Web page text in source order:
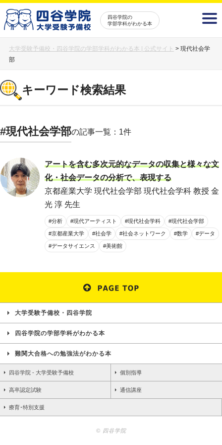
四谷学院の
学部学科がわかる本
大学受験予備校・四谷学院の学部学科がわかる本 | 公式サイト > 現代社会学
部
キーワード検索結果
#現代社会学部の記事一覧：1件
アートを含む多次元的なデータの収集と様々な文
化・社会データの分析で、表現する
京都産業大学 現代社会学部 現代社会学科 教授 金
光 淳 先生
#分析 #現代アーティスト #現代社会学科 #現代社会学部
#京都産業大学 #社会学 #社会ネットワーク #数学 #データ
#データサイエンス #美術館
大学受験予備校・四谷学院
四谷学院の学部学科がわかる本
難関大合格への勉強法がわかる本
四谷学院 - 大学受験予備校 個別指導
高卒認定試験 通信講座
療育･特別支援
© 四谷学院